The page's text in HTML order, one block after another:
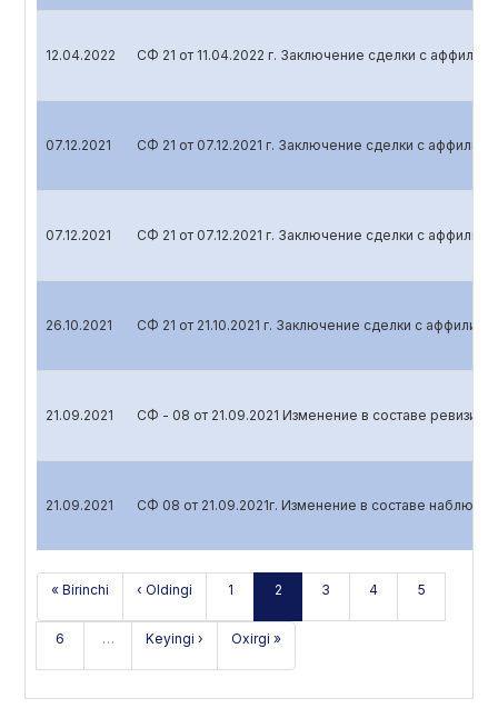
12.04.2022 СФ 21 от 11.04.2022 г. Заключение сделки с
07.12.2021 СФ 21 от 07.12.2021 г. Заключение сделки с
07.12.2021 СФ 21 от 07.12.2021 г. Заключение сделки с
26.10.2021 СФ 21 от 21.10.2021 г. Заключение сделки с
21.09.2021 СФ - 08 от 21.09.2021 Изменение в составе
21.09.2021 СФ 08 от 21.09.2021г. Изменение в составе
« Birinchi ‹ Oldingi 1 2 3 4 5
6 … Keyingi › Oxirgi »